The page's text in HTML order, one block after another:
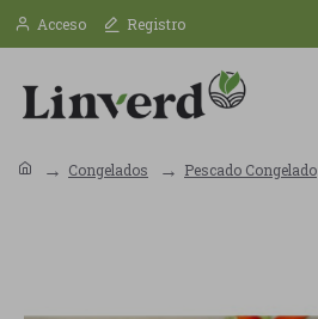
Acceso Registro
Congelados Pescado Congelado